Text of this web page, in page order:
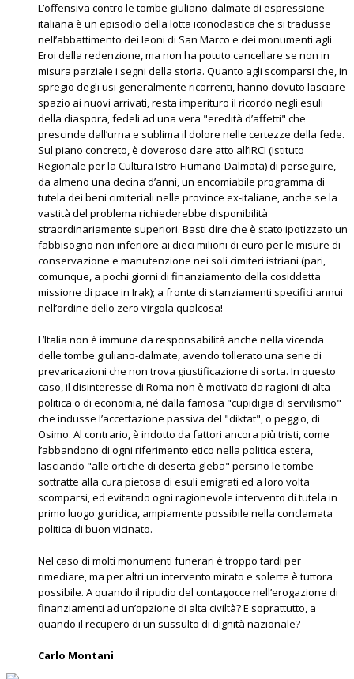
L’offensiva contro le tombe giuliano-dalmate di espressione
italiana è un episodio della lotta iconoclastica che si tradusse
nell’abbattimento dei leoni di San Marco e dei monumenti agli
Eroi della redenzione, ma non ha potuto cancellare se non in
misura parziale i segni della storia. Quanto agli scomparsi che, in
spregio degli usi generalmente ricorrenti, hanno dovuto lasciare
spazio ai nuovi arrivati, resta imperituro il ricordo negli esuli
della diaspora, fedeli ad una vera "eredità d’affetti" che
prescinde dall’urna e sublima il dolore nelle certezze della fede.
Sul piano concreto, è doveroso dare atto all’IRCI (Istituto
Regionale per la Cultura Istro-Fiumano-Dalmata) di perseguire,
da almeno una decina d’anni, un encomiabile programma di
tutela dei beni cimiteriali nelle province ex-italiane, anche se la
vastità del problema richiederebbe disponibilità
straordinariamente superiori. Basti dire che è stato ipotizzato un
fabbisogno non inferiore ai dieci milioni di euro per le misure di
conservazione e manutenzione nei soli cimiteri istriani (pari,
comunque, a pochi giorni di finanziamento della cosiddetta
missione di pace in Irak); a fronte di stanziamenti specifici annui
nell’ordine dello zero virgola qualcosa!
L’Italia non è immune da responsabilità anche nella vicenda
delle tombe giuliano-dalmate, avendo tollerato una serie di
prevaricazioni che non trova giustificazione di sorta. In questo
caso, il disinteresse di Roma non è motivato da ragioni di alta
politica o di economia, né dalla famosa "cupidigia di servilismo"
che indusse l’accettazione passiva del "diktat", o peggio, di
Osimo. Al contrario, è indotto da fattori ancora più tristi, come
l’abbandono di ogni riferimento etico nella politica estera,
lasciando "alle ortiche di deserta gleba" persino le tombe
sottratte alla cura pietosa di esuli emigrati ed a loro volta
scomparsi, ed evitando ogni ragionevole intervento di tutela in
primo luogo giuridica, ampiamente possibile nella conclamata
politica di buon vicinato.
Nel caso di molti monumenti funerari è troppo tardi per
rimediare, ma per altri un intervento mirato e solerte è tuttora
possibile. A quando il ripudio del contagocce nell’erogazione di
finanziamenti ad un’opzione di alta civiltà? E soprattutto, a
quando il recupero di un sussulto di dignità nazionale?
Carlo Montani